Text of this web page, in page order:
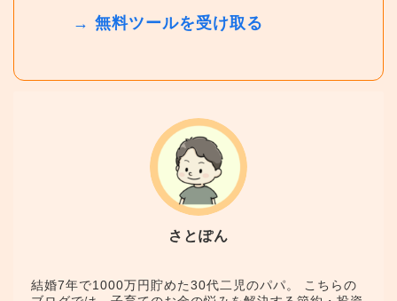
→ 無料ツールを受け取る
さとぽん
結婚7年で1000万円貯めた30代二児のパパ。 こちらの